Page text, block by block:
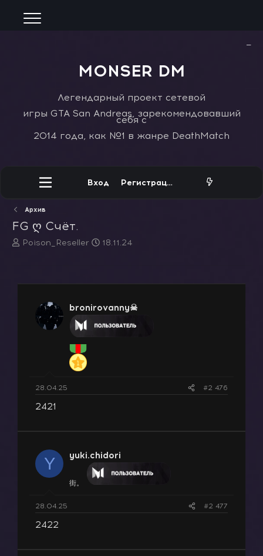
−
MONSER DM
Легендарный проект сетевой
игры GTA San Andreas, зарекомендовавший
себя с
2014 года, как №1 в жанре DeathMatch
Вход Регистрация
Архив
FG ღ Счёт.
А
р
Poison_Reseller
Д
н
ч
18.11.24
bronirovanny☠
28.04.25 #2 476
2421
Y yuki.chidori
街。
28.04.25 #2 477
2422